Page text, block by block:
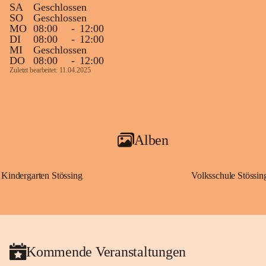
SA
Geschlossen
SO
Geschlossen
MO 08:00 - 12:00
DI
08:00 - 12:00
MI
Geschlossen
DO
08:00 - 12:00
Zuletzt bearbeitet: 11.04.2025
Alben
Kindergarten Stössing Volksschule
Kommende Veranstaltungen